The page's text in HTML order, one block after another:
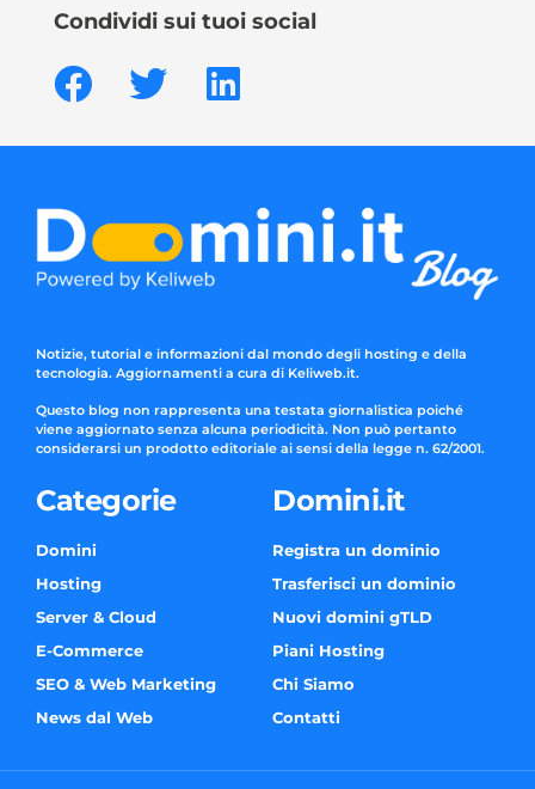
Condividi sui tuoi social
Notizie, tutorial e informazioni dal mondo degli hosting e della
tecnologia. Aggiornamenti a cura di Keliweb.it.
Questo blog non rappresenta una testata giornalistica poiché
viene aggiornato senza alcuna periodicità. Non può pertanto
considerarsi un prodotto editoriale ai sensi della legge n. 62/2001.
Categorie
Domini
Hosting
Server & Cloud
E-Commerce
SEO & Web Marketing
News dal Web
Domini.it
Registra un dominio
Trasferisci un dominio
Nuovi domini gTLD
Piani Hosting
Chi Siamo
Contatti